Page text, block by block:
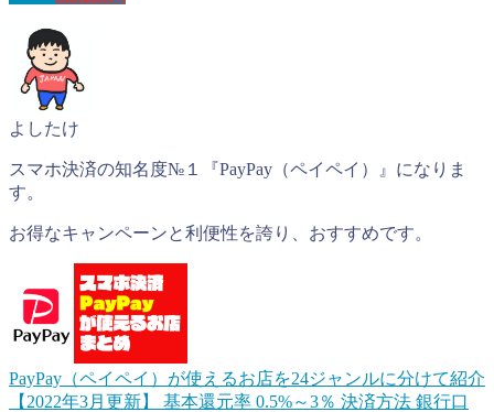
よしたけ
スマホ決済の知名度№１『PayPay（ペイペイ）』になりま
す。
お得なキャンペーンと利便性を誇り、おすすめです。
PayPay（ペイペイ）が使えるお店を24ジャンルに分けて紹介
【2022年3月更新】
基本還元率 0.5%～3％ 決済方法 銀行口